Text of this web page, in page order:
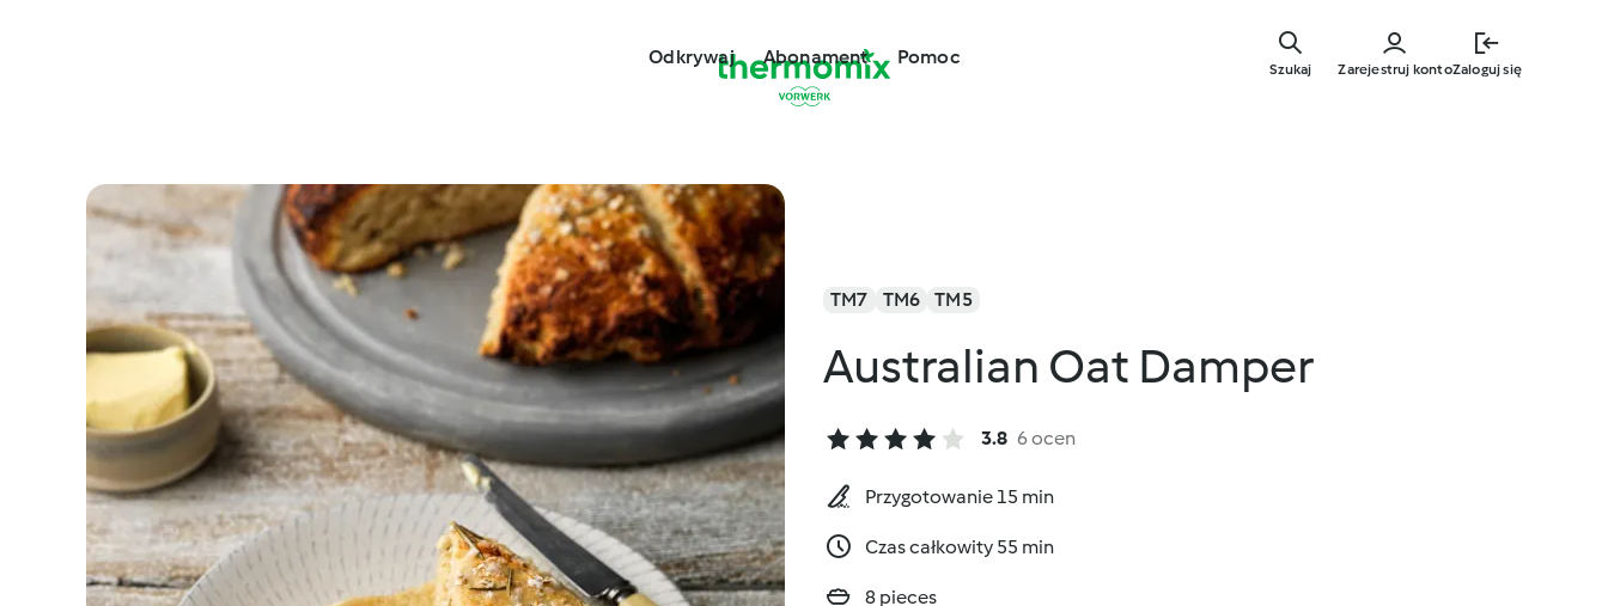
głównej
Odkrywaj Abonament Pomoc
Zarejestruj kontoZaloguj się
Szukaj
TM7 TM6 TM5
Australian Oat Damper
3.8 6 ocen
Przygotowanie 15 min
Czas całkowity 55 min
8 pieces